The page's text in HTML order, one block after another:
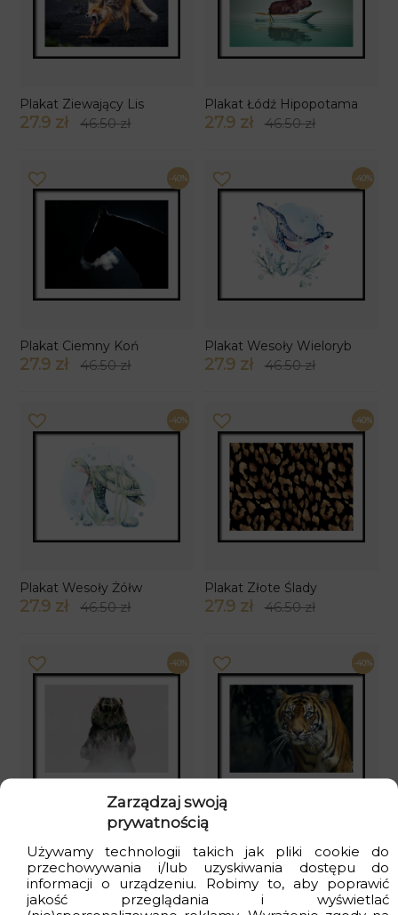
Zarządzaj swoją
prywatnością
Używamy technologii takich jak pliki cookie do
przechowywania i/lub uzyskiwania dostępu do
informacji o urządzeniu. Robimy to, aby poprawić
jakość przeglądania i wyświetlać
Plakat Ziewający Lis
27.9 zł 46.50 zł
Plakat Łódź Hipopotama
27.9 zł 46.50 zł
-40%
Plakat Ciemny Koń
27.9 zł 46.50 zł
-40%
Plakat Wesoły Wieloryb
27.9 zł 46.50 zł
-40%
Plakat Wesoły Żółw
27.9 zł 46.50 zł
-40%
Plakat Złote Ślady
27.9 zł 46.50 zł
-40%
Plakat Groźny Niedźwiedź
27.9 zł 46.50 zł
-40%
Plakat Piękno Tygrysa
27.9 zł 46.50 zł
-40% -40%